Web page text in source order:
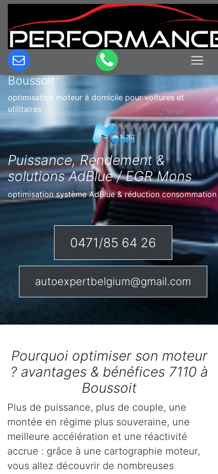
Optimisation & Reprogrammation
moteur à domicile en Belgique à
Boussoit
optimisation moteur à domicile pour voitures et
utilitaires
Puissance, Rendement &
solutions AdBlue / EGR Mons
optimisation système AdBlue & réduction consommation
0471/85 64 26
autoexpertbelgium@gmail.com
Pourquoi optimiser son moteur
? avantages & bénéfices 7110 à
Boussoit
Plus de puissance, plus de couple, une
montée en régime plus souveraine, une
meilleure accélération et une réactivité
accrue : grâce à une cartographie moteur,
vous allez découvrir de nombreuses